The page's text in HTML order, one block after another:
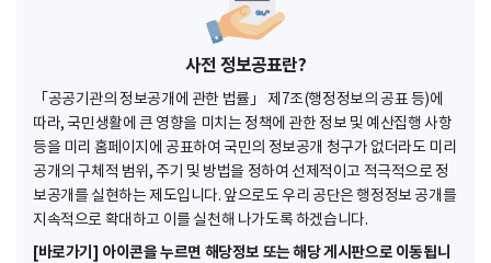
사전 정보공표란?
「공공기관의 정보공개에 관한 법률」 제7조(행정정보의 공표 등)에
따라, 국민생활에 큰 영향을 미치는 정책에 관한 정보 및 예산집행 사항
등을 미리 홈페이지에 공표하여 국민의 정보공개 청구가 없더라도 미리
공개의 구체적 범위, 주기 및 방법을 정하여 선제적이고 적극적으로 정
보공개를 실현하는 제도입니다. 앞으로도 우리 공단은 행정정보 공개를
지속적으로 확대하고 이를 실천해 나가도록 하겠습니다.
[바로가기] 아이콘을 누르면 해당정보 또는 해당 게시판으로 이동됩니